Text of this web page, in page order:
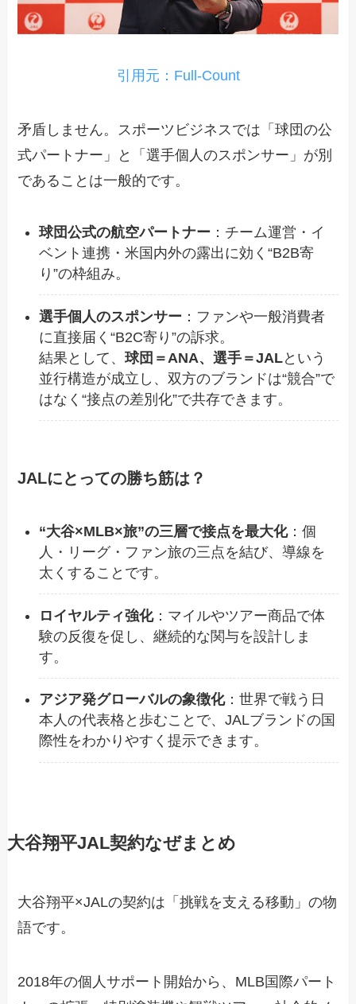
引用元：Full-Count
矛盾しません。スポーツビジネスでは「球団の公
式パートナー」と「選手個人のスポンサー」が別
であることは一般的です。
球団公式の航空パートナー ：チーム運営・イ
ベント連携・米国内外の露出に効く“B2B寄
り”の枠組み。
選手個人のスポンサー ：ファンや一般消費者
に直接届く“B2C寄り”の訴求。
結果として、球団＝ANA、選手＝JALという
並行構造が成立し、双方のブランドは“競合”で
はなく“接点の差別化”で共存できます。
JALにとっての勝ち筋は？
“大谷×MLB×旅”の三層で接点を最大化：個
人・リーグ・ファン旅の三点を結び、導線を
太くすることです。
ロイヤルティ強化：マイルやツアー商品で体
験の反復を促し、継続的な関与を設計しま
す。
アジア発グローバルの象徴化：世界で戦う日
本人の代表格と歩むことで、JALブランドの国
際性をわかりやすく提示できます。
大谷翔平JAL契約なぜまとめ
大谷翔平×JALの契約は「挑戦を支える移動」の物
語です。
2018年の個人サポート開始から、MLB国際パート